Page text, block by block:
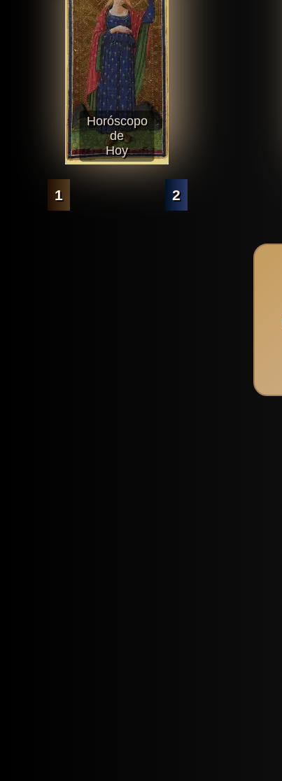
Horóscopo
de
Hoy
1 2